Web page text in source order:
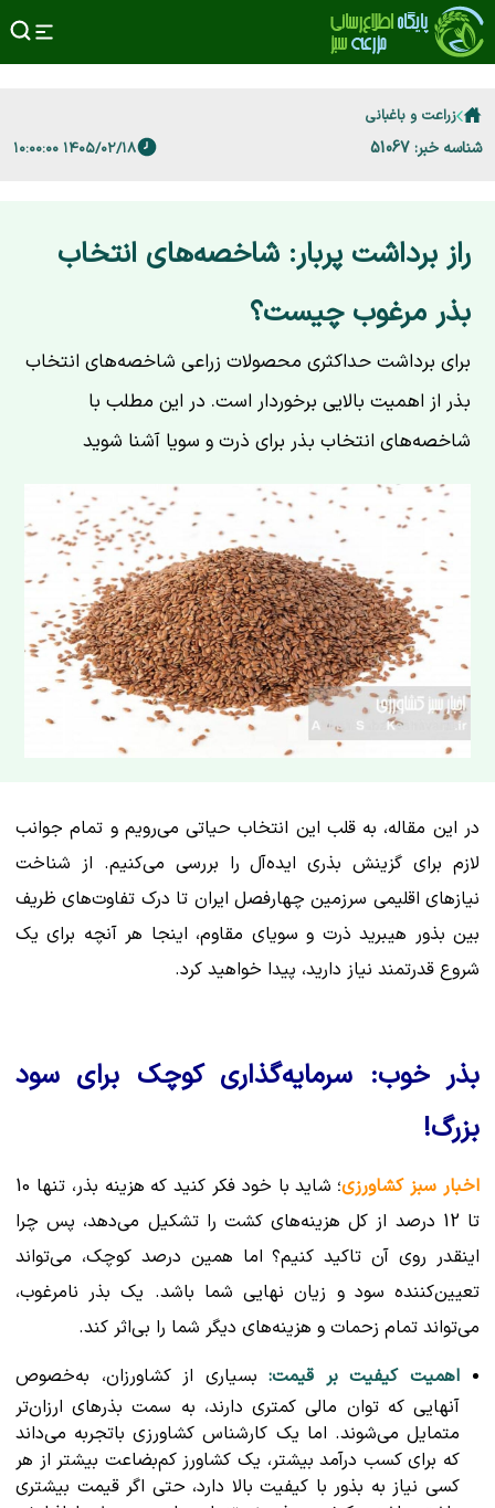
زراعت و باغبانی
شناسه خبر: 51067 ۱۴۰۵/۰۲/۱۸ ۱۰:۰۰:۰۰
راز برداشت پربار: شاخصه‌های انتخاب
بذر مرغوب چیست؟
برای برداشت حداکثری محصولات زراعی شاخصه‌های انتخاب
بذر از اهمیت بالایی برخوردار است. در این مطلب با
شاخصه‌های انتخاب بذر برای ذرت و سویا آشنا شوید
در این مقاله، به قلب این انتخاب حیاتی می‌رویم و تمام جوانب
لازم برای گزینش بذری ایده‌آل را بررسی می‌کنیم. از شناخت
نیازهای اقلیمی سرزمین چهارفصل ایران تا درک تفاوت‌های ظریف
بین بذور هیبرید ذرت و سویای مقاوم، اینجا هر آنچه برای یک
شروع قدرتمند نیاز دارید، پیدا خواهید کرد.
بذر خوب: سرمایه‌گذاری کوچک برای سود
بزرگ!
اخبار سبز کشاورزی
؛ شاید با خود فکر کنید که هزینه بذر، تنها 10
تا 12 درصد از کل هزینه‌های کشت را تشکیل می‌دهد، پس چرا
اینقدر روی آن تاکید کنیم؟ اما همین درصد کوچک، می‌تواند
تعیین‌کننده سود و زیان نهایی شما باشد. یک بذر نامرغوب،
می‌تواند تمام زحمات و هزینه‌های دیگر شما را بی‌اثر کند.
اهمیت کیفیت بر قیمت: بسیاری از کشاورزان، به‌خصوص
آنهایی که توان مالی کمتری دارند، به سمت بذرهای ارزان‌تر
متمایل می‌شوند. اما یک کارشناس کشاورزی باتجربه می‌داند
که برای کسب درآمد بیشتر، یک کشاورز کم‌بضاعت بیشتر از هر
کسی نیاز به بذور با کیفیت بالا دارد، حتی اگر قیمت بیشتری